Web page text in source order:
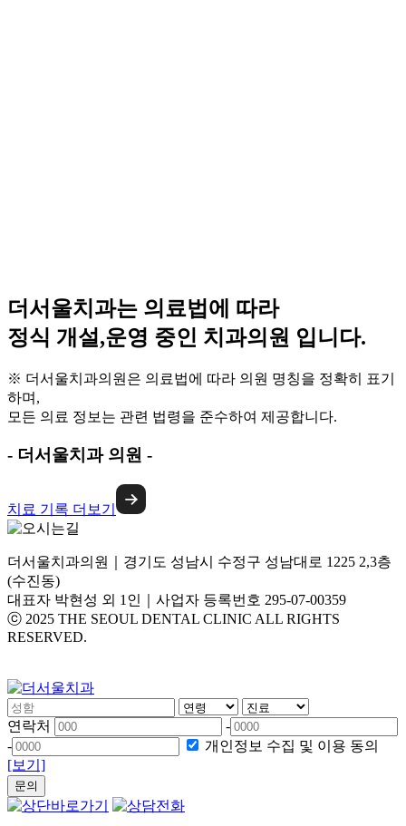
더서울치과는 의료법에 따라
정식 개설,운영 중인 치과의원 입니다.
※ 더서울치과의원은 의료법에 따라 의원 명칭을 정확히 표기
하며,
모든 의료 정보는 관련 법령을 준수하여 제공합니다.
- 더서울치과 의원 -
치료 기록 더보기
더서울치과의원｜경기도 성남시 수정구 성남대로 1225 2,3층
(수진동)
대표자 박현성 외 1인｜사업자 등록번호 295-07-00359
ⓒ 2025 THE SEOUL DENTAL CLINIC ALL RIGHTS
RESERVED.
연락처
-
-
개인정보 수집 및 이용 동의
[보기]
문의